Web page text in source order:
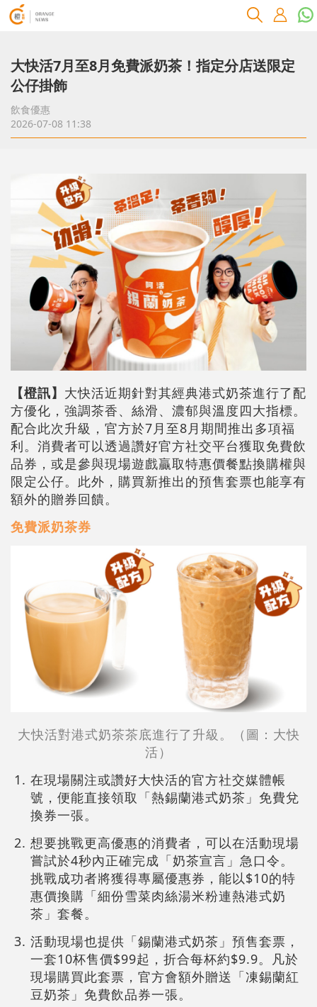
大快活7月至8月免費派奶茶！指定分店送限定
公仔掛飾
飲食優惠
2026-07-08 11:38
【橙訊】 大快活近期針對其經典港式奶茶進行了配
方優化，強調茶香、絲滑、濃郁與溫度四大指標。
配合此次升級，官方於7月至8月期間推出多項福
利。消費者可以透過讚好官方社交平台獲取免費飲
品券，或是參與現場遊戲贏取特惠價餐點換購權與
限定公仔。此外，購買新推出的預售套票也能享有
額外的贈券回饋。
免費派奶茶券
大快活對港式奶茶茶底進行了升級。（圖：大快
活）
在現場關注或讚好大快活的官方社交媒體帳
號，便能直接領取「熱錫蘭港式奶茶」免費兌
換券一張。
想要挑戰更高優惠的消費者，可以在活動現場
嘗試於4秒內正確完成「奶茶宣言」急口令。
挑戰成功者將獲得專屬優惠券，能以$10的特
惠價換購「細份雪菜肉絲湯米粉連熱港式奶
茶」套餐。
活動現場也提供「錫蘭港式奶茶」預售套票，
一套10杯售價$99起，折合每杯約$9.9。凡於
現場購買此套票，官方會額外贈送「凍錫蘭紅
豆奶茶」免費飲品券一張。